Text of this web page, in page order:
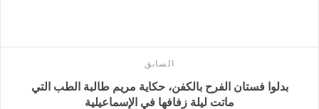
السابق
بدلوا فستان الفرح بالكفن، حكاية مريم طالبة الطب التي
ماتت ليلة زفافها في الإسماعيلية